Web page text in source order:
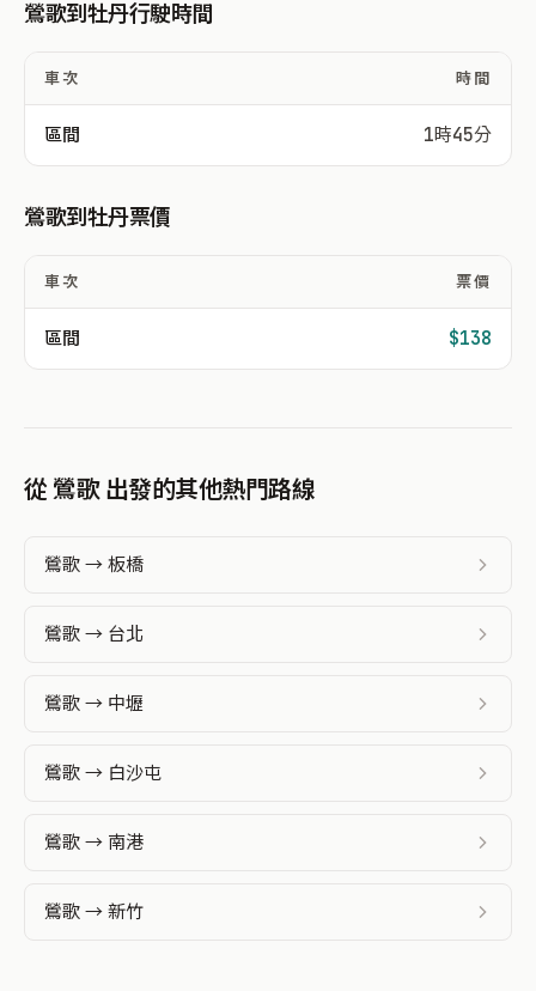
鶯歌到牡丹行駛時間
車次 時間
區間 1時45分
鶯歌到牡丹票價
車次 票價
區間 $138
從 鶯歌 出發的其他熱門路線
鶯歌 → 板橋
鶯歌 → 台北
鶯歌 → 中壢
鶯歌 → 白沙屯
鶯歌 → 南港
鶯歌 → 新竹